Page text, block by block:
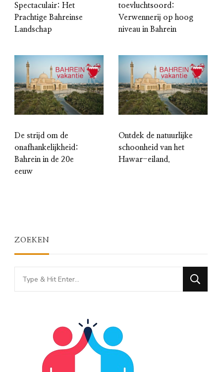
Spectaculair: Het
Prachtige Bahreinse
Landschap
toevluchtsoord:
Verwennerij op hoog
niveau in Bahrein
De strijd om de
onafhankelijkheid:
Bahrein in de 20e
eeuw
Ontdek de natuurlijke
schoonheid van het
Hawar-eiland.
ZOEKEN
Looking
for